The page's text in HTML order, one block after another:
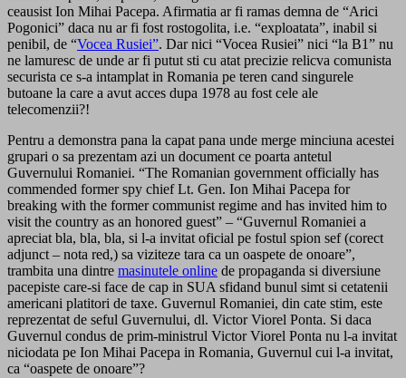
ceausist Ion Mihai Pacepa. Afirmatia ar fi ramas demna de “Arici
Pogonici” daca nu ar fi fost rostogolita, i.e. “exploatata”, inabil si
penibil, de “Vocea Rusiei”. Dar nici “Vocea Rusiei” nici “la B1” nu
ne lamuresc de unde ar fi putut sti cu atat precizie relicva comunista
securista ce s-a intamplat in Romania pe teren cand singurele
butoane la care a avut acces dupa 1978 au fost cele ale
telecomenzii?!
Pentru a demonstra pana la capat pana unde merge minciuna acestei
grupari o sa prezentam azi un document ce poarta antetul
Guvernului Romaniei. “The Romanian government officially has
commended former spy chief Lt. Gen. Ion Mihai Pacepa for
breaking with the former communist regime and has invited him to
visit the country as an honored guest” – “Guvernul Romaniei a
apreciat bla, bla, bla, si l-a invitat oficial pe fostul spion sef (corect
adjunct – nota red,) sa viziteze tara ca un oaspete de onoare”,
trambita una dintre masinutele online de propaganda si diversiune
pacepiste care-si face de cap in SUA sfidand bunul simt si cetatenii
americani platitori de taxe. Guvernul Romaniei, din cate stim, este
reprezentat de seful Guvernului, dl. Victor Viorel Ponta. Si daca
Guvernul condus de prim-ministrul Victor Viorel Ponta nu l-a invitat
niciodata pe Ion Mihai Pacepa in Romania, Guvernul cui l-a invitat,
ca “oaspete de onoare”?